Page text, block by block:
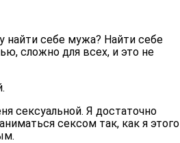
найти себе мужа? Найти себе
сложно для всех, и это не
сексуальной. Я достаточно
сексом так, как я этого